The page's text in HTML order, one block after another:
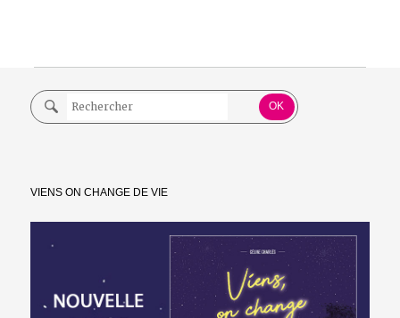
VIENS ON CHANGE DE VIE